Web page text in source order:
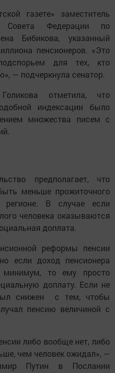
газете» заместитель
Совета Федерации по
Бибикова, указанный
пенсионеров. «Это
для тех, кто
— подчеркнула сенатор.
отметила, что
индексации было
множества писем с
предполагает, что
меньше прожиточного
В случае если
человека оказываются
доплата.
реформы пенсии
если доход пенсионера
то ему просто
доплату. Если не
снижен с тем, чтобы
пенсию величиной с
либо вообще нет, либо
чем человек ожидал», —
Путин в Послании